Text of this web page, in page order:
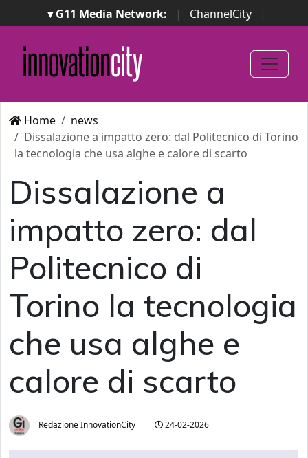
▾ G11 Media Network: | ChannelCity
|
ImpresaCity | SecurityOpenLab | Italian Channel
Awards
Italian Project Awards
Italian Security
Awards
Home
news
Dissalazione a impatto zero: dal Politecnico di Torino
la tecnologia che usa alghe e calore di scarto
Dissalazione a
impatto zero: dal
Politecnico di
Torino la tecnologia
che usa alghe e
calore di scarto
Redazione InnovationCity 24-02-2026